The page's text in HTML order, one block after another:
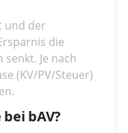
und der
die
Je nach
(KV/PV/Steuer)
bAV?